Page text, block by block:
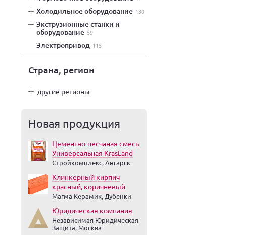
холодильное оборудование 130
экструзионные станки и
оборудование 59
электропривод 115
Страна, регион
другие регионы
Новая продукция
Цементно-песчаная смесь
Универсальная KrasLand
Стройкомплекс, Ангарск
Клинкерный кирпич
красный, коричневый
Магма Керамик, Дубенки
Юридическая компания
Независимая Юридическая
Защита, Москва